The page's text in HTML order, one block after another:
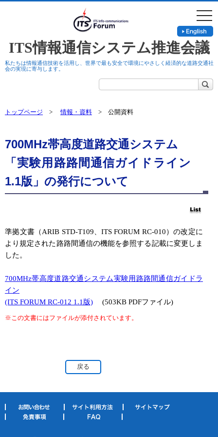
ITS情報通信システム推進会議
私たちは情報通信技術を活用し、世界で最も安全で環境にやさしく経済的な道路交通社
会の実現に寄与します。
トップページ >情報・資料 > 公開資料
700MHz帯高度道路交通システム
「実験用路路間通信ガイドライン
1.1版」の発行について
準拠文書（ARIB STD-T109、ITS FORUM RC-010）の改定に
より規定された路路間通信の機能を参照する記載に変更しま
した。
700MHz帯高度道路交通システム実験用路路間通信ガイドラ
イン
(ITS FORUM RC-012 1.1版) (503KB PDFファイル)
※この文書にはファイルが添付されています。
戻る